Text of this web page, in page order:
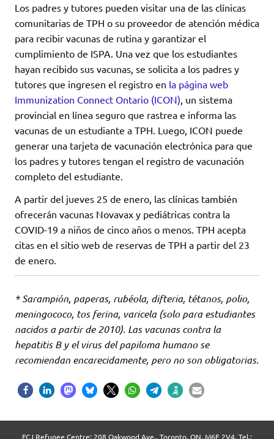
Los padres y tutores pueden visitar una de las clínicas
comunitarias de TPH o su proveedor de atención médica
para recibir vacunas de rutina y garantizar el
cumplimiento de ISPA. Una vez que los estudiantes
hayan recibido sus vacunas, se solicita a los padres y
tutores que ingresen el registro en la página web
Immunization Connect Ontario (ICON) , un sistema
provincial en línea seguro que rastrea e informa las
vacunas de un estudiante a TPH. Luego, ICON puede
generar una tarjeta de vacunación electrónica para que
los padres y tutores tengan el registro de vacunación
completo del estudiante.
A partir del jueves 25 de enero, las clínicas también
ofrecerán vacunas Novavax y pediátricas contra la
COVID-19 a niños de cinco años o menos. TPH acepta
citas en el sitio web de reservas de TPH a partir del 23
de enero.
* Sarampión, paperas, rubéola, difteria, tétanos, polio,
meningococo, tos ferina, varicela (solo para estudiantes
nacidos a partir de 2010). Las vacunas contra la
hepatitis B y el virus del papiloma humano se
recomiendan encarecidamente, pero no son obligatorias.